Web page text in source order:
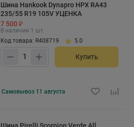
Шина Hankook Dynapro HPX RA43
235/55 R19 105V УЦЕНКА
7 500 ₽
В наличии 1 шт.
Код товара: R408719
5.0
Купить
Самовывоз 11 августа
Шина Pirelli Scorpion Verde All